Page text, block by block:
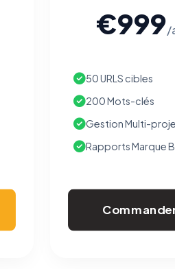
€999/
50 URLS cibles
200 Mots-clés
Gestion Multi-
Rapports Marque